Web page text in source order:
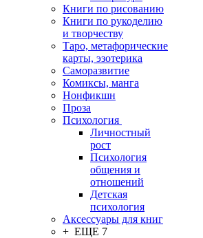
Книги по рисованию
Книги по рукоделию
и творчеству
Таро, метафорические
карты, эзотерика
Саморазвитие
Комиксы, манга
Нонфикшн
Проза
Психология
Личностный
рост
Психология
общения и
отношений
Детская
психология
Аксессуары для книг
+ ЕЩЕ 7